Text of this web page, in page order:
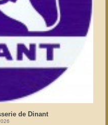
de Dinant